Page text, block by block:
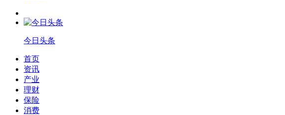
今日头条
首页
资讯
产业
理财
保险
消费